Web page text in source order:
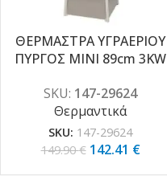
-5%
ΘΕΡΜΑΣΤΡΑ ΥΓΡΑΕΡΙΟΥ
ΠΥΡΓΟΣ MINI 89cm 3KW
SKU: 147-29624
Θερμαντικά
SKU: 147-29624
149.90€ 142.41 €